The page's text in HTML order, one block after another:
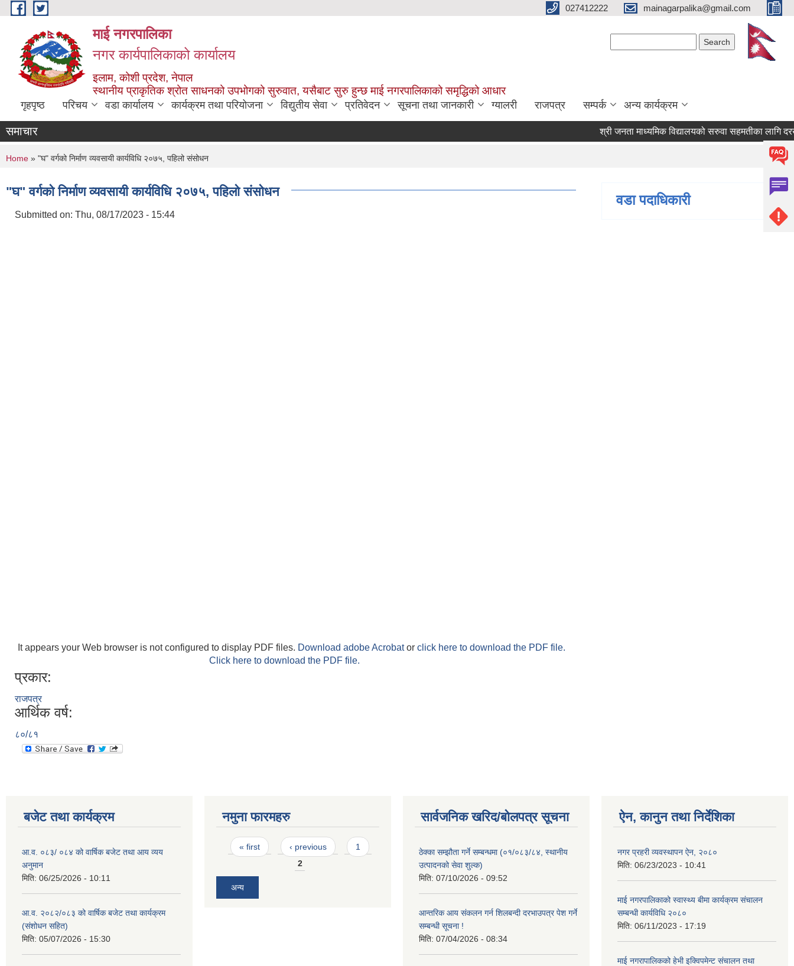
Skip to main content 027412222 mainagarpalika@gmail.com
माई नगरपालिका
नगर कार्यपालिकाको कार्यालय
इलाम, कोशी प्रदेश, नेपाल
स्थानीय प्राकृतिक श्रोत साधनको उपभोगको सुरुवात, यसैबाट सुरु हुन्छ माई नगरपालिकाको समृद्धिको आधार
गृहपृष्ठ परिचय वडा कार्यालय कार्यक्रम तथा परियोजना विद्युतीय सेवा प्रतिवेदन सूचना तथा जानकारी ग्यालरी राजपत्र सम्पर्क अन्य कार्यक्रम
समाचार श्री जनता माध्यमिक विद्यालयको सरुवा सहमतीका लागि
You are here
Home » "घ" वर्गको निर्माण व्यवसायी कार्यविधि २०७५, पहिलो संसोधन
"घ" वर्गको निर्माण व्यवसायी कार्यविधि २०७५, पहिलो संसोधन
Submitted on: Thu, 08/17/2023 - 15:44
It appears your Web browser is not configured to display PDF files. Download adobe Acrobator click here to download the PDF file.
Click here to download the PDF file.
प्रकार:
राजपत्र
आर्थिक वर्ष:
८०/८१
वडा पदाधिकारी
बजेट तथा कार्यक्रम
आ.व. ०८३/ ०८४ को वार्षिक बजेट तथा आय व्यय
अनुमान
मिति: 06/25/2026 - 10:11
आ.व. २०८२/०८३ को वार्षिक बजेट तथा कार्यक्रम
(संशोधन सहित)
मिति: 05/07/2026 - 15:30
नमुना फारमहरु
Pages
« first ‹ previous
1
2
अन्य
सार्वजनिक खरिद/बोलपत्र सूचना
ठेक्का सम्झौता गर्ने सम्बन्धमा (०१/०८३/८४, स्थानीय
उत्पादनको सेवा शुल्क)
मिति: 07/10/2026 - 09:52
आन्तरिक आय संकलन गर्न शिलबन्दी दरभाउपत्र पेश गर्ने
सम्बन्धी सूचना !
मिति: 07/04/2026 - 08:34
ऐन, कानुन तथा निर्देशिका
नगर प्रहरी व्यवस्थापन ऐन, २०८०
मिति: 06/23/2023 - 10:41
माई नगरपालिकाको स्वास्थ्य बीमा कार्यक्रम संचालन
सम्बन्धी कार्यविधि २०८०
मिति: 06/11/2023 - 17:19
माई नगरापालिकको हेभी इक्विपमेन्ट संचालन तथा